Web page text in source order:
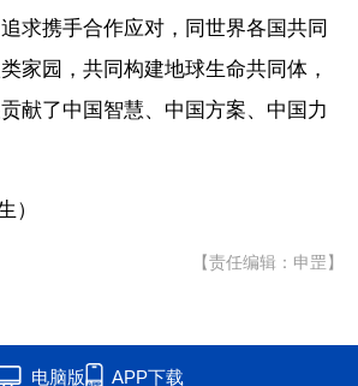
求携手合作应对，同世界各国共同
家园，共同构建地球生命共同体，
献了中国智慧、中国方案、中国力
）
【责任编辑：申罡】
电脑版 APP下载